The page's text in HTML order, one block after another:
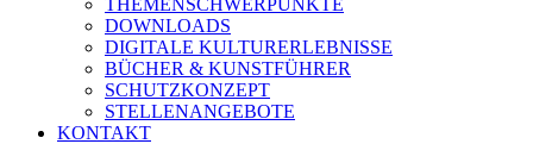
THEMENSCHWERPUNKTE
DOWNLOADS
DIGITALE KULTURERLEBNISSE
BÜCHER & KUNSTFÜHRER
SCHUTZKONZEPT
STELLENANGEBOTE
KONTAKT